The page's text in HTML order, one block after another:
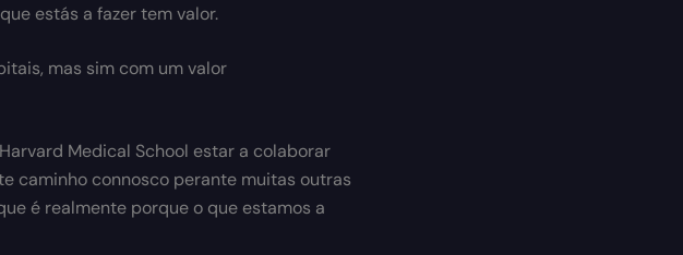
estás a fazer tem valor.
mas sim com um valor
Medical School estar a colaborar
caminho connosco perante muitas outras
é realmente porque o que estamos a